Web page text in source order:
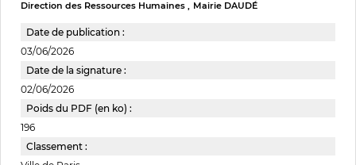
Direction des Ressources Humaines Mairie DAUDÉ
Date de publication :
03/06/2026
Date de la signature :
02/06/2026
Poids du PDF (en ko) :
196
Classement :